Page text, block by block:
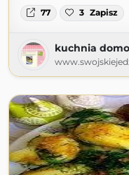
77 3 Zapisz
kuchnia